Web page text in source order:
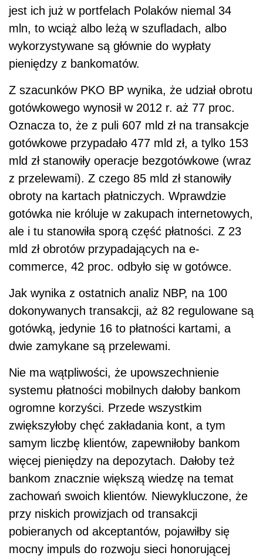
jest ich już w portfelach Polaków niemal 34
mln, to wciąż albo leżą w szufladach, albo
wykorzystywane są głównie do wypłaty
pieniędzy z bankomatów.
Z szacunków PKO BP wynika, że udział obrotu
gotówkowego wynosił w 2012 r. aż 77 proc.
Oznacza to, że z puli 607 mld zł na transakcje
gotówkowe przypadało 477 mld zł, a tylko 153
mld zł stanowiły operacje bezgotówkowe (wraz
z przelewami). Z czego 85 mld zł stanowiły
obroty na kartach płatniczych. Wprawdzie
gotówka nie króluje w zakupach internetowych,
ale i tu stanowiła sporą część płatności. Z 23
mld zł obrotów przypadających na e-
commerce, 42 proc. odbyło się w gotówce.
Jak wynika z ostatnich analiz NBP, na 100
dokonywanych transakcji, aż 82 regulowane są
gotówką, jedynie 16 to płatności kartami, a
dwie zamykane są przelewami.
Nie ma wątpliwości, że upowszechnienie
systemu płatności mobilnych dałoby bankom
ogromne korzyści. Przede wszystkim
zwiększyłoby chęć zakładania kont, a tym
samym liczbę klientów, zapewniłoby bankom
więcej pieniędzy na depozytach. Dałoby też
bankom znacznie większą wiedzę na temat
zachowań swoich klientów. Niewykluczone, że
przy niskich prowizjach od transakcji
pobieranych od akceptantów, pojawiłby się
mocny impuls do rozwoju sieci honorującej